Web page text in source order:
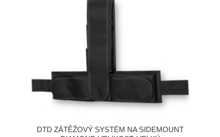
DTD ZÁTĚŽOVÝ SYSTÉM NA SIDEMOUNT